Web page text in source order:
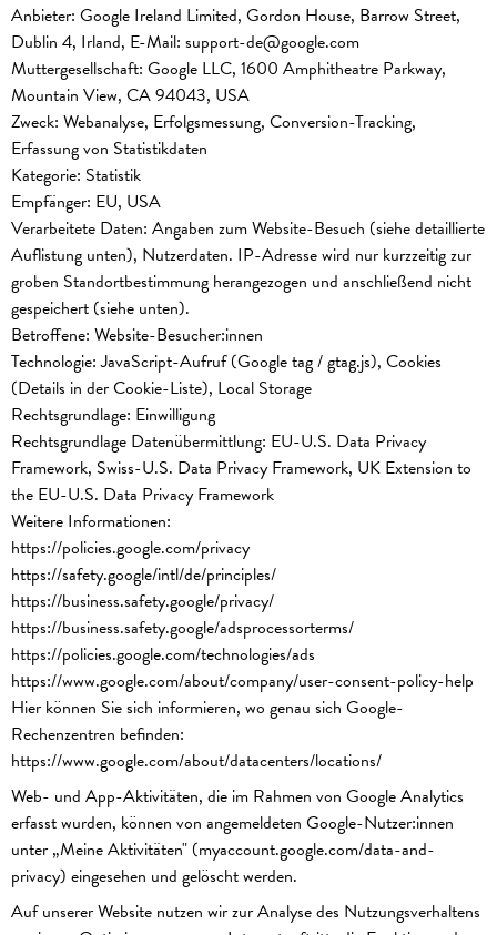
Anbieter: Google Ireland Limited, Gordon House, Barrow Street,
Dublin 4, Irland, E-Mail: support-de@google.com
Muttergesellschaft: Google LLC, 1600 Amphitheatre Parkway,
Mountain View, CA 94043, USA
Zweck: Webanalyse, Erfolgsmessung, Conversion-Tracking,
Erfassung von Statistikdaten
Kategorie: Statistik
Empfänger: EU, USA
Verarbeitete Daten: Angaben zum Website-Besuch (siehe detaillierte
Auflistung unten), Nutzerdaten. IP-Adresse wird nur kurzzeitig zur
groben Standortbestimmung herangezogen und anschließend nicht
gespeichert (siehe unten).
Betroffene: Website-Besucher:innen
Technologie: JavaScript-Aufruf (Google tag / gtag.js), Cookies
(Details in der Cookie-Liste), Local Storage
Rechtsgrundlage: Einwilligung
Rechtsgrundlage Datenübermittlung: EU-U.S. Data Privacy
Framework, Swiss-U.S. Data Privacy Framework, UK Extension to
the EU-U.S. Data Privacy Framework
Weitere Informationen:
https://policies.google.com/privacy
https://safety.google/intl/de/principles/
https://business.safety.google/privacy/
https://business.safety.google/adsprocessorterms/
https://policies.google.com/technologies/ads
https://www.google.com/about/company/user-consent-policy-help
Hier können Sie sich informieren, wo genau sich Google-
Rechenzentren befinden:
https://www.google.com/about/datacenters/locations/
Web- und App-Aktivitäten, die im Rahmen von Google Analytics
erfasst wurden, können von angemeldeten Google-Nutzer:innen
unter „Meine Aktivitäten" (myaccount.google.com/data-and-
privacy) eingesehen und gelöscht werden.
Auf unserer Website nutzen wir zur Analyse des Nutzungsverhaltens